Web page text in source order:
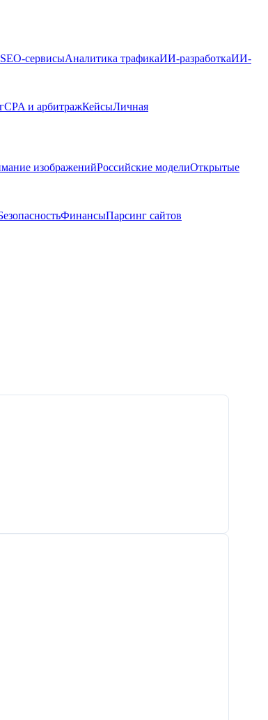
SEO-сервисыАналитика трафикаИИ-разработкаИИ-
CPA и арбитражКейсыЛичная
изображенийРоссийские моделиОткрытые
ФинансыПарсинг сайтов